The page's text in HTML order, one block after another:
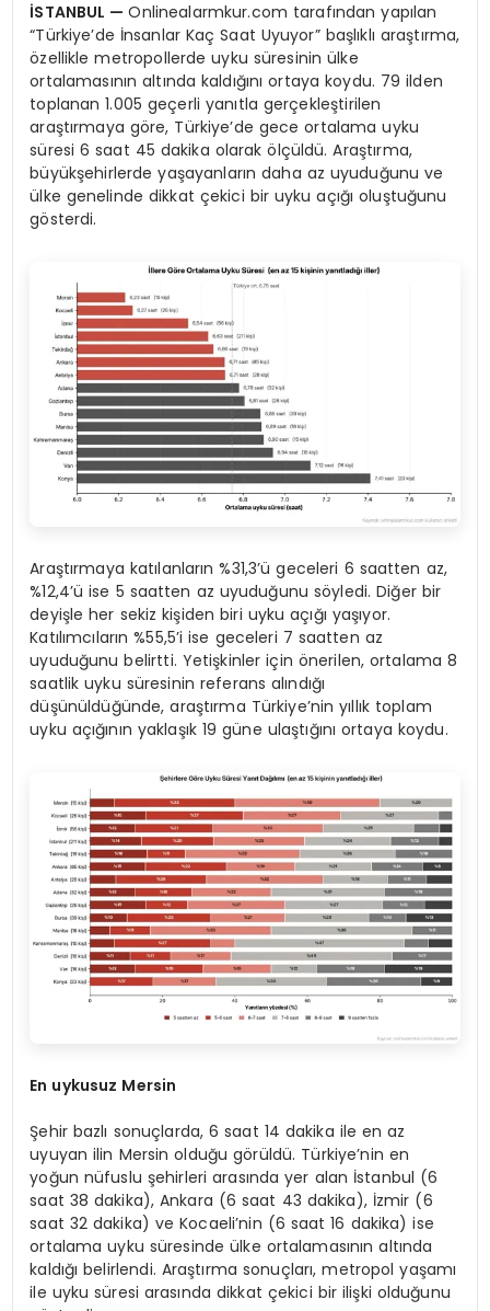
İSTANBUL —Onlinealarmkur.com tarafından yapılan
“Türkiye’de İnsanlar Kaç Saat Uyuyor” başlıklı araştırma,
özellikle metropollerde uyku süresinin ülke
ortalamasının altında kaldığını ortaya koydu. 79 ilden
toplanan 1.005 geçerli yanıtla gerçekleştirilen
araştırmaya göre, Türkiye’de gece ortalama uyku
süresi 6 saat 45 dakika olarak ölçüldü. Araştırma,
büyükşehirlerde yaşayanların daha az uyuduğunu ve
ülke genelinde dikkat çekici bir uyku açığı oluştuğunu
gösterdi.
Araştırmaya katılanların %31,3’ü geceleri 6 saatten az,
%12,4’ü ise 5 saatten az uyuduğunu söyledi. Diğer bir
deyişle her sekiz kişiden biri uyku açığı yaşıyor.
Katılımcıların %55,5’i ise geceleri 7 saatten az
uyuduğunu belirtti. Yetişkinler için önerilen, ortalama 8
saatlik uyku süresinin referans alındığı
düşünüldüğünde, araştırma Türkiye’nin yıllık toplam
uyku açığının yaklaşık 19 güne ulaştığını ortaya koydu.
En uykusuz Mersin
Şehir bazlı sonuçlarda, 6 saat 14 dakika ile en az
uyuyan ilin Mersin olduğu görüldü. Türkiye’nin en
yoğun nüfuslu şehirleri arasında yer alan İstanbul (6
saat 38 dakika), Ankara (6 saat 43 dakika), İzmir (6
saat 32 dakika) ve Kocaeli’nin (6 saat 16 dakika) ise
ortalama uyku süresinde ülke ortalamasının altında
kaldığı belirlendi. Araştırma sonuçları, metropol yaşamı
ile uyku süresi arasında dikkat çekici bir ilişki olduğunu